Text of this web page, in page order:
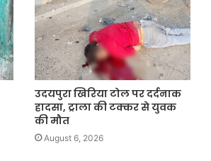
उदयपुरा खिरिया टोल पर दर्दनाक
हादसा, ट्राला की टक्कर से युवक
की मौत
August 6, 2026